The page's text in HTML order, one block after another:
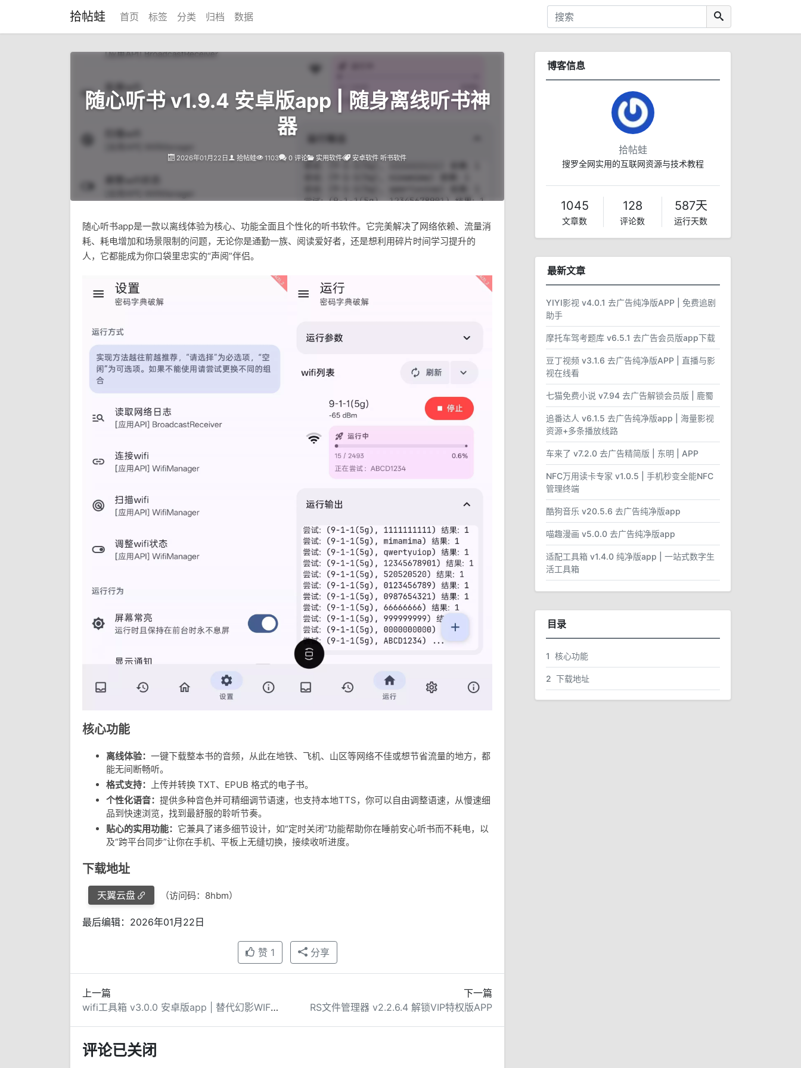
拾帖蛙 首页 标签 分类 归档 数据
随心听书 v1.9.4 安卓版app | 随身离线听书神
器
2026年01月22日 拾帖蛙 1103 0 评论 实用软件 安卓软件 听书软件
随心听书app是一款以离线体验为核心、功能全面且个性化的听书软件。它完美解决了网络依赖、流量消
耗、耗电增加和场景限制的问题，无论你是通勤一族、阅读爱好者，还是想利用碎片时间学习提升的
人，它都能成为你口袋里忠实的“声阅”伴侣。
核心功能
离线体验： 一键下载整本书的音频，从此在地铁、飞机、山区等网络不佳或想节省流量的地方，都
能无间断畅听。
格式支持：
上传并转换 TXT、EPUB 格式的电子书。
个性化语音： 提供多种音色并可精细调节语速，也支持本地TTS，你可以自由调整语速，从慢速细
品到快速浏览，找到最舒服的聆听节奏。
贴心的实用功能： 它兼具了诸多细节设计，如“定时关闭”功能帮助你在睡前安心听书而不耗电，以
及“跨平台同步”让你在手机、平板上无缝切换，接续收听进度。
下载地址
天翼云盘 （访问码：8hbm）
最后编辑：2026年01月22日
赞 1 分享
上一篇
wifi工具箱 v3.0.0 安卓版app | 替代幻影WIFI的蹭网神器
下一篇
RS文件管理器 v2.2.6.4 解锁VIP特权版APP
评论已关闭
博客信息
拾帖蛙
搜罗全网实用的互联网资源与技术教程
1045
文章数
128
评论数
587天
运行天数
最新文章
YIYI影视 v4.0.1 去广告纯净版APP | 免费追剧
助手
摩托车驾考题库 v6.5.1 去广告会员版app下载
豆丁视频 v3.1.6 去广告纯净版APP | 直播与影
视在线看
七猫免费小说 v7.94 去广告解锁会员版 | 鹿蜀
追番达人 v6.1.5 去广告纯净版app | 海量影视
资源+多条播放线路
车来了 v7.2.0 去广告精简版 | 东明 | APP
NFC万用读卡专家 v1.0.5 | 手机秒变全能NFC
管理终端
酷狗音乐 v20.5.6 去广告纯净版app
喵趣漫画 v5.0.0 去广告纯净版app
适配工具箱 v1.4.0 纯净版app | 一站式数字生
活工具箱
目录
1 核心功能
2 下载地址